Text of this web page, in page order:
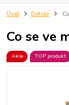
Úvod Dětské
Co se ve
Akce TOP produkt